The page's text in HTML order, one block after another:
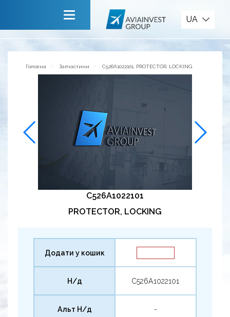
Зворотній зв’язок
UA
Головна Запчастини C526A1022101, PROTECTOR, LOCKING
C526A1022101
PROTECTOR, LOCKING
Додати у кошик
Н/д C526A1022101
Альт Н/д -